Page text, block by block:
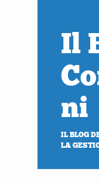
Il
ni
IL BLOG
LA